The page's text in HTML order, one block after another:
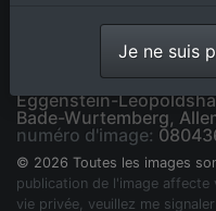
Campus KIT Nord à le
Eggenstein-
Bade-Wurtemberg,
numéro d'image:
© 2026 Toutes les images
publication de l'image
vie privée, veuillez me
Je ne suis